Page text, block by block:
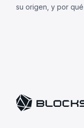
su origen, y por